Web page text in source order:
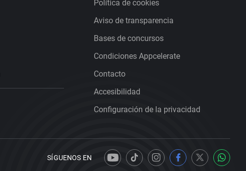
Política de cookies
Aviso de transparencia
Bases de concursos
Condiciones Appcelerate
Contacto
Accesibilidad
Configuración de la privacidad
SÍGUENOS EN